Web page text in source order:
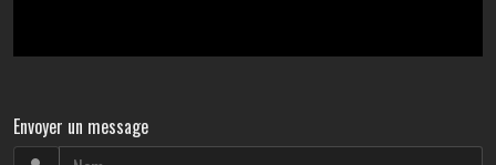
Envoyer un message